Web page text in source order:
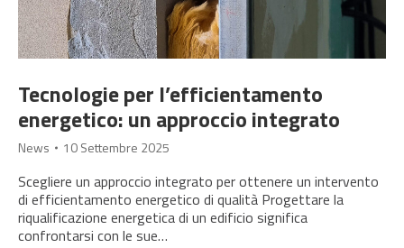
Tecnologie per l’efficientamento
energetico: un approccio integrato
News 10 Settembre 2025
Scegliere un approccio integrato per ottenere un intervento
di efficientamento energetico di qualità Progettare la
riqualificazione energetica di un edificio significa
confrontarsi con le sue…